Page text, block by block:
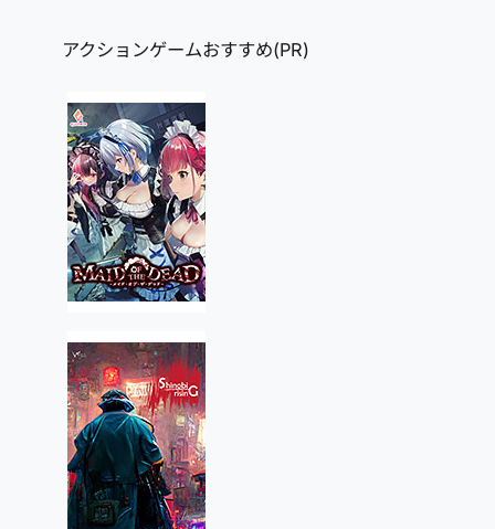
アクションゲームおすすめ(PR)